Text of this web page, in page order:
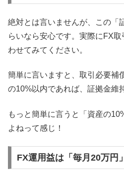
絶対とは言いませんが、この「
らいなら安心です。実際にFX
わせてみてください。
簡単に言いますと、取引必要補
の10%以内であれば、証拠金維
もっと簡単に言うと「資産の
よねって感じ！
FX運用益は「毎月20万円」